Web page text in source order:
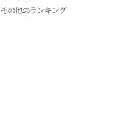
その他のランキング